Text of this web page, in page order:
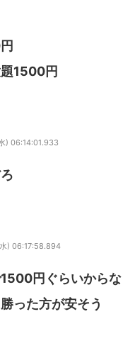
1500円
) 06:14:01.933
) 06:17:58.894
円ぐらいからな
った方が安そう